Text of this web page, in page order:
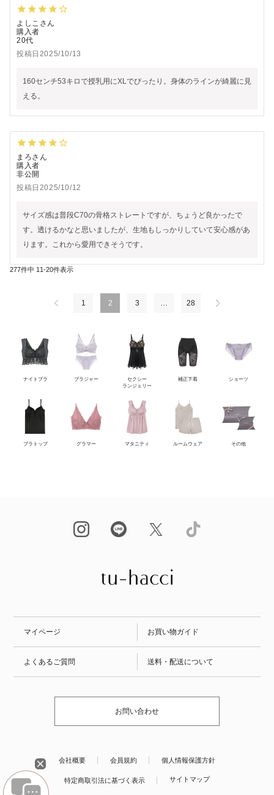
よしこ
購入者
20代
投稿日 2025/10/13
160センチ53キロで授乳用にXLでぴったり。身体のラインが綺麗に見
える。
まろ
購入者
非公開
投稿日 2025/10/12
サイズ感は普段C70の骨格ストレートですが、ちょうど良かったで
す。透けるかなと思いましたが、生地もしっかりしていて安心感があ
ります。これから愛用できそうです。
277件中 11 -20件表示
1 2 3 … 28
ナイトブラ ブラジャー
セクシー
ランジェリー
補正下着 ショーツ
ブラトップ グラマー マタニティ ルームウェア その他
マイページ お買い物ガイド
よくあるご質問 送料・配送について
お問い合わせ
会社概要 会員規約 個人情報保護方針
特定商取引法に基づく表示 サイトマップ